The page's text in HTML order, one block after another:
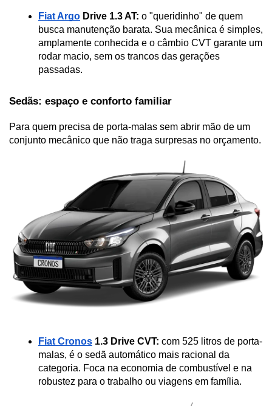
Fiat Argo Drive 1.3 AT: o "queridinho" de quem
busca manutenção barata. Sua mecânica é simples,
amplamente conhecida e o câmbio CVT garante um
rodar macio, sem os trancos das gerações
passadas.
Sedãs: espaço e conforto familiar
Para quem precisa de porta-malas sem abrir mão de um
conjunto mecânico que não traga surpresas no orçamento.
Fiat Cronos 1.3 Drive CVT: com 525 litros de porta-
malas, é o sedã automático mais racional da
categoria. Foca na economia de combustível e na
robustez para o trabalho ou viagens em família.